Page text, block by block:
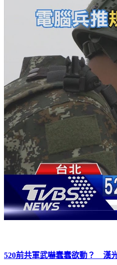
520前共軍武嚇蠢蠢欲動？ 漢